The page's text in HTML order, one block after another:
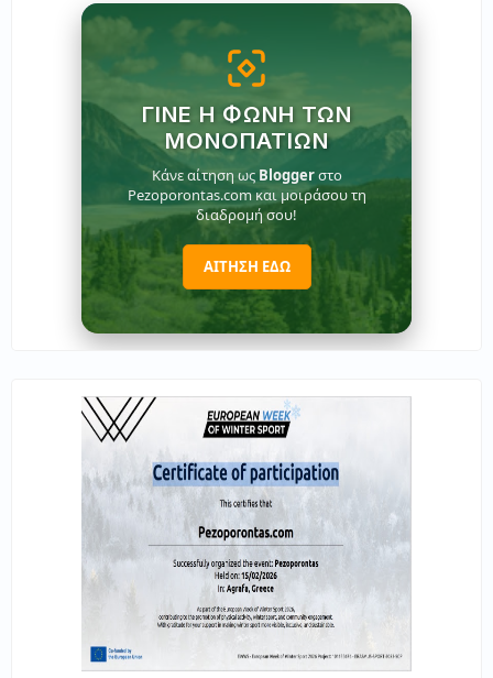
ΓΊΝΕ Η ΦΩΝΉ ΤΩΝ
ΜΟΝΟΠΑΤΙΏΝ
Κάνε αίτηση ως Bloggerστο
Pezoporontas.com και μοιράσου τη
διαδρομή σου!
ΑΙΤΗΣΗ ΕΔΩ